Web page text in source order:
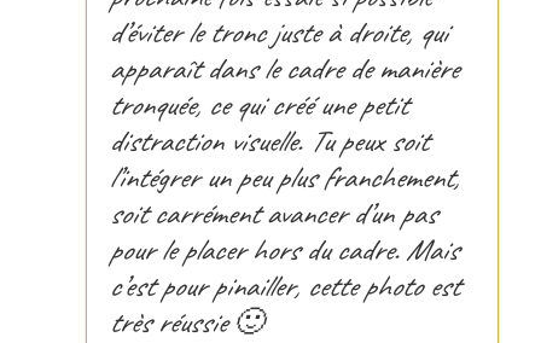
d’éviter le tronc juste à droite, qui
apparaît dans le cadre de manière
tronquée, ce qui créé une petit
distraction visuelle. Tu peux soit
l’intégrer un peu plus franchement,
soit carrément avancer d’un pas
pour le placer hors du cadre. Mais
c’est pour pinailler, cette photo est
très réussie 🙂